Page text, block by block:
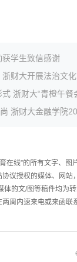
学生致信感谢
浙财大开展法治文
浙财大“青橙午餐
在线”的所有文字、
议授权的媒体、网站
的文/图等稿件均为
周内速来电或来函联